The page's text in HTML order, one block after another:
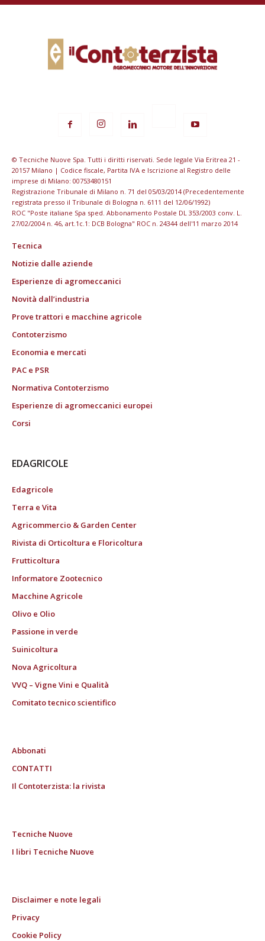
© Tecniche Nuove Spa. Tutti i diritti riservati. Sede legale Via Eritrea 21 -
20157 Milano | Codice fiscale, Partita IVA e Iscrizione al Registro delle
imprese di Milano: 00753480151
Registrazione Tribunale di Milano n. 71 del 05/03/2014 (Precedentemente
registrata presso il Tribunale di Bologna n. 6111 del 12/06/1992)
ROC "Poste italiane Spa sped. Abbonamento Postale DL 353/2003 conv. L.
27/02/2004 n. 46, art.1c.1: DCB Bologna" ROC n. 24344 dell'11 marzo 2014
Tecnica
Notizie dalle aziende
Esperienze di agromeccanici
Novità dall’industria
Prove trattori e macchine agricole
Contoterzismo
Economia e mercati
PAC e PSR
Normativa Contoterzismo
Esperienze di agromeccanici europei
Corsi
EDAGRICOLE
Edagricole
Terra e Vita
Agricommercio & Garden Center
Rivista di Orticoltura e Floricoltura
Frutticoltura
Informatore Zootecnico
Macchine Agricole
Olivo e Olio
Passione in verde
Suinicoltura
Nova Agricoltura
VVQ – Vigne Vini e Qualità
Comitato tecnico scientifico
Abbonati
CONTATTI
Il Contoterzista: la rivista
Tecniche Nuove
I libri Tecniche Nuove
Disclaimer e note legali
Privacy
Cookie Policy